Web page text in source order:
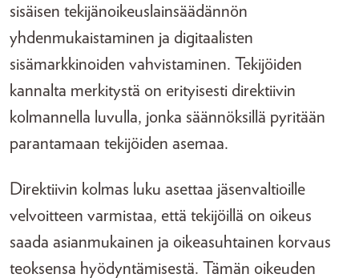
sisäisen tekijänoikeuslainsäädännön
yhdenmukaistaminen ja digitaalisten
sisämarkkinoiden vahvistaminen. Tekijöiden
kannalta merkitystä on erityisesti direktiivin
kolmannella luvulla, jonka säännöksillä pyritään
parantamaan tekijöiden asemaa.
Direktiivin kolmas luku asettaa jäsenvaltioille
velvoitteen varmistaa, että tekijöillä on oikeus
saada asianmukainen ja oikeasuhtainen korvaus
teoksensa hyödyntämisestä. Tämän oikeuden